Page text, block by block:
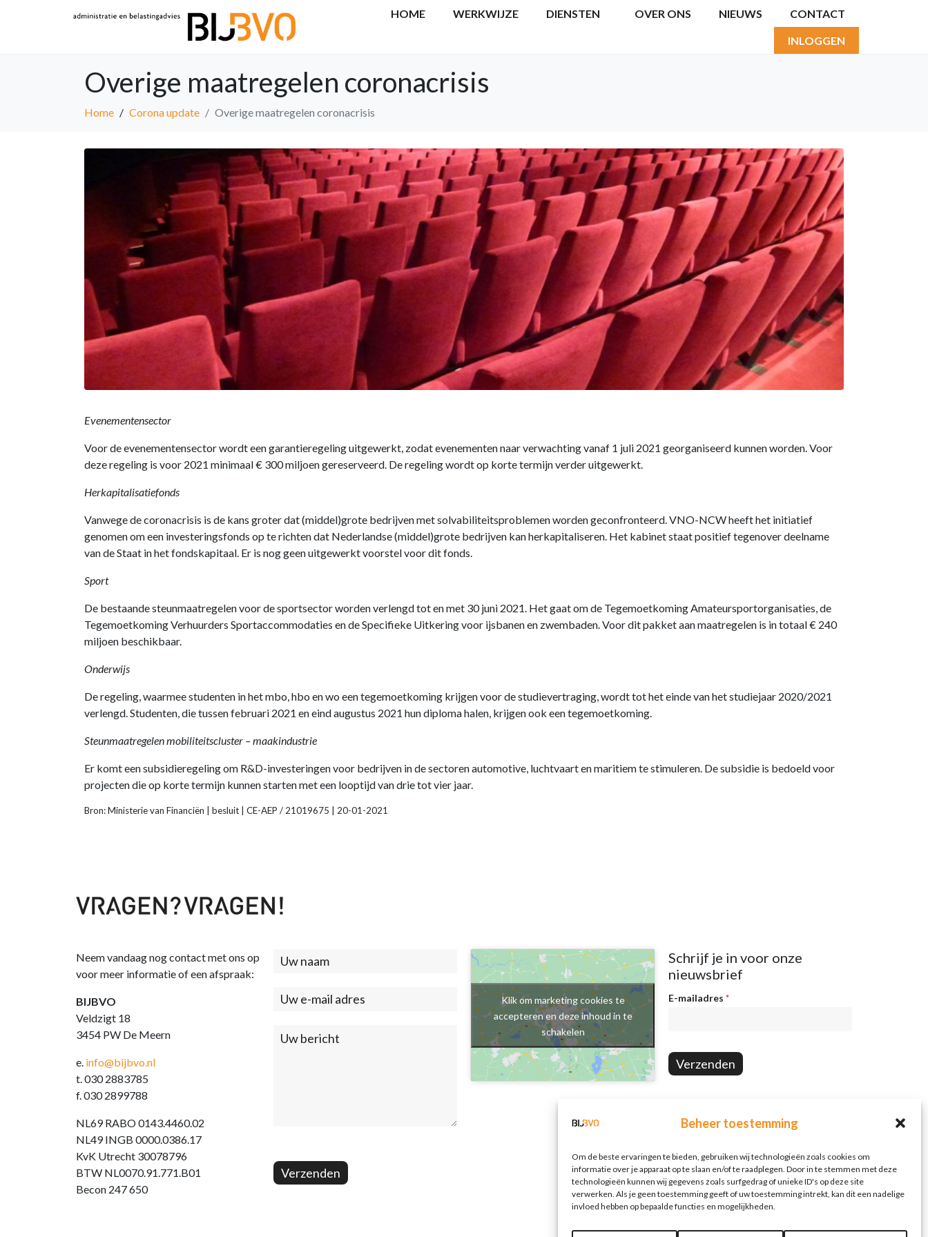
Beheer toestemming
Om de beste ervaringen te bieden, gebruiken wij technologieën zoals cookies om
informatie over je apparaat op te slaan en/of te raadplegen. Door in te stemmen met deze
technologieën kunnen wij gegevens zoals surfgedrag of unieke ID's op deze site
verwerken. Als je geen toestemming geeft of uw toestemming intrekt, kan dit een nadelige
invloed hebben op bepaalde functies en mogelijkheden.
HOME WERKWIJZE DIENSTEN OVER ONS NIEUWS CONTACT
INLOGGEN
Overige maatregelen coronacrisis
Home Corona update Overige maatregelen coronacrisis
Evenementensector
Voor de evenementensector wordt een garantieregeling uitgewerkt, zodat evenementen naar verwachting vanaf 1 juli 2021 georganiseerd kunnen worden. Voor
deze regeling is voor 2021 minimaal € 300 miljoen gereserveerd. De regeling wordt op korte termijn verder uitgewerkt.
Herkapitalisatiefonds
Vanwege de coronacrisis is de kans groter dat (middel)grote bedrijven met solvabiliteitsproblemen worden geconfronteerd. VNO-NCW heeft het initiatief
genomen om een investeringsfonds op te richten dat Nederlandse (middel)grote bedrijven kan herkapitaliseren. Het kabinet staat positief tegenover deelname
van de Staat in het fondskapitaal. Er is nog geen uitgewerkt voorstel voor dit fonds.
Sport
De bestaande steunmaatregelen voor de sportsector worden verlengd tot en met 30 juni 2021. Het gaat om de Tegemoetkoming Amateursportorganisaties, de
Tegemoetkoming Verhuurders Sportaccommodaties en de Specifieke Uitkering voor ijsbanen en zwembaden. Voor dit pakket aan maatregelen is in totaal € 240
miljoen beschikbaar.
Onderwijs
De regeling, waarmee studenten in het mbo, hbo en wo een tegemoetkoming krijgen voor de studievertraging, wordt tot het einde van het studiejaar 2020/2021
verlengd. Studenten, die tussen februari 2021 en eind augustus 2021 hun diploma halen, krijgen ook een tegemoetkoming.
Steunmaatregelen mobiliteitscluster – maakindustrie
Er komt een subsidieregeling om R&D-investeringen voor bedrijven in de sectoren automotive, luchtvaart en maritiem te stimuleren. De subsidie is bedoeld voor
projecten die op korte termijn kunnen starten met een looptijd van drie tot vier jaar.
Bron: Ministerie van Financiën | besluit | CE-AEP / 21019675 | 20-01-2021
Neem vandaag nog contact met ons op
voor meer informatie of een afspraak:
BIJBVO
Veldzigt 18
3454 PW De Meern
e. info@bijbvo.nl
t. 030 2883785
f. 030 2899788
NL69 RABO 0143.4460.02
NL49 INGB 0000.0386.17
KvK Utrecht 30078796
BTW NL0070.91.771.B01
Becon 247 650
Contact
Verzenden
Klik om marketing cookies te
accepteren en deze inhoud in te
schakelen
Schrijf je in voor onze
nieuwsbrief
Nieuwsbrief
E-mailadres *
Verzenden